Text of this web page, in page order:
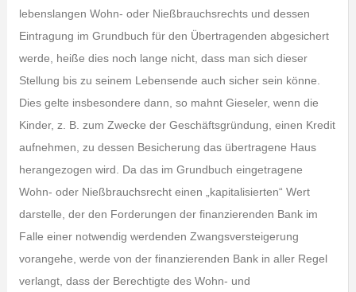
lebenslangen Wohn- oder Nießbrauchsrechts und dessen
Eintragung im Grundbuch für den Übertragenden abgesichert
werde, heiße dies noch lange nicht, dass man sich dieser
Stellung bis zu seinem Lebensende auch sicher sein könne.
Dies gelte insbesondere dann, so mahnt Gieseler, wenn die
Kinder, z. B. zum Zwecke der Geschäftsgründung, einen Kredit
aufnehmen, zu dessen Besicherung das übertragene Haus
herangezogen wird. Da das im Grundbuch eingetragene
Wohn- oder Nießbrauchsrecht einen „kapitalisierten“ Wert
darstelle, der den Forderungen der finanzierenden Bank im
Falle einer notwendig werdenden Zwangsversteigerung
vorangehe, werde von der finanzierenden Bank in aller Regel
verlangt, dass der Berechtigte des Wohn- und